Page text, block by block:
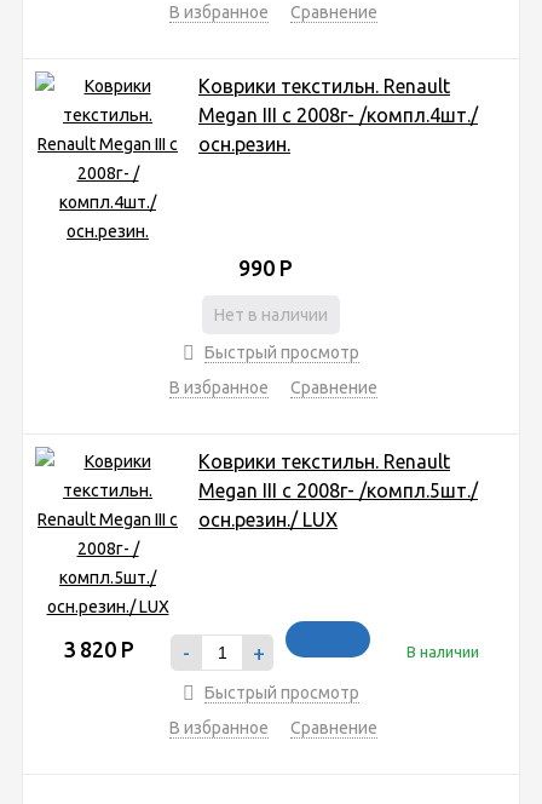
В избранное
Сравнение
Коврики текстильн. Renault
Megan III c 2008г- /компл.4шт./
осн.резин.
990 Р
Нет в наличии
Быстрый просмотр
В избранное
Сравнение
Коврики текстильн. Renault
Megan III c 2008г- /компл.5шт./
осн.резин./ LUX
3 820 Р - + В наличии
Быстрый просмотр
В избранное
Сравнение